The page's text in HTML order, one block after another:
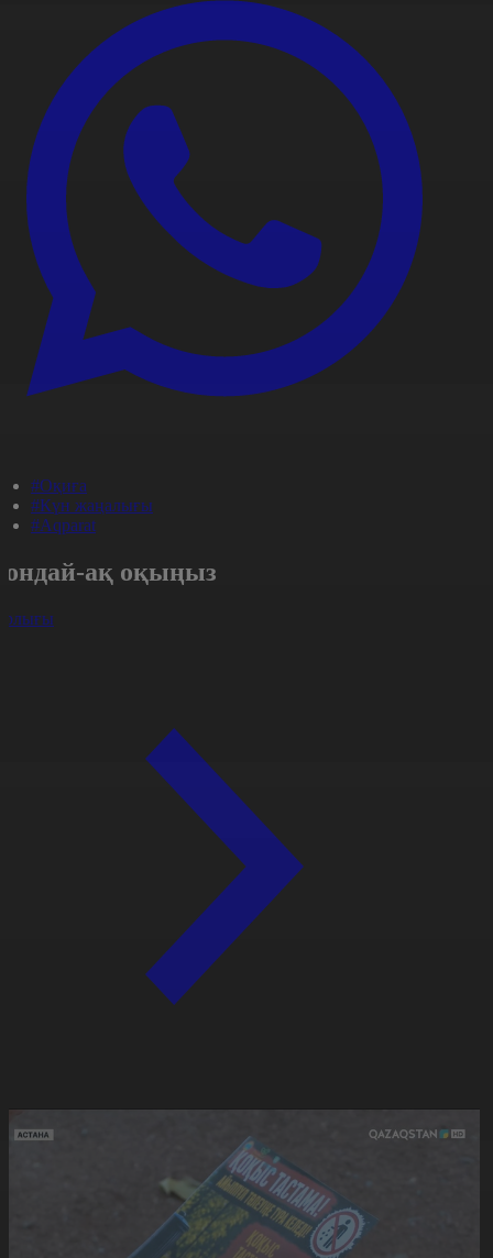
#Оқиға
#Күн жаңалығы
#Aqparat
ақ оқыңыз